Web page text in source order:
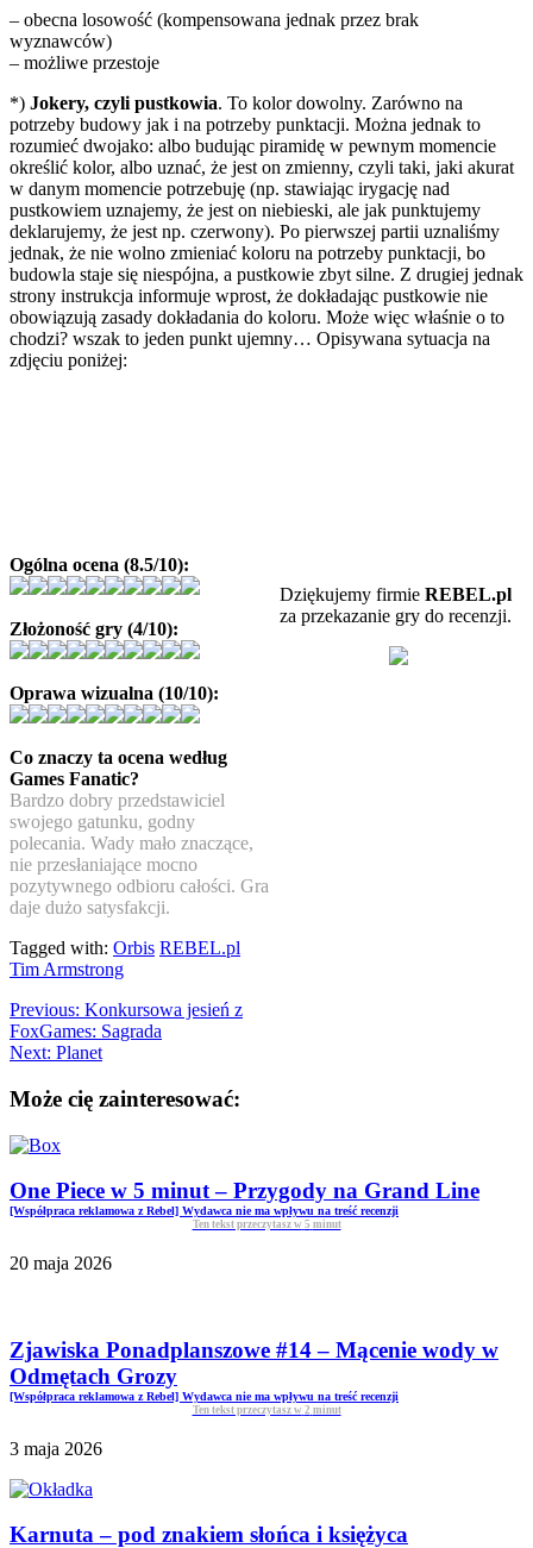
– obecna losowość (kompensowana jednak przez brak
wyznawców)
– możliwe przestoje
*) Jokery, czyli pustkowia. To kolor dowolny. Zarówno na
potrzeby budowy jak i na potrzeby punktacji. Można jednak to
rozumieć dwojako: albo budując piramidę w pewnym momencie
określić kolor, albo uznać, że jest on zmienny, czyli taki, jaki akurat
w danym momencie potrzebuję (np. stawiając irygację nad
pustkowiem uznajemy, że jest on niebieski, ale jak punktujemy
deklarujemy, że jest np. czerwony). Po pierwszej partii uznaliśmy
jednak, że nie wolno zmieniać koloru na potrzeby punktacji, bo
budowla staje się niespójna, a pustkowie zbyt silne. Z drugiej jednak
strony instrukcja informuje wprost, że dokładając pustkowie nie
obowiązują zasady dokładania do koloru. Może więc właśnie o to
chodzi? wszak to jeden punkt ujemny… Opisywana sytuacja na
zdjęciu poniżej:
Dziękujemy firmie REBEL.pl
za przekazanie gry do recenzji.
Ogólna ocena (8.5/10):
Złożoność gry (4/10):
Oprawa wizualna (10/10):
Co znaczy ta ocena według
Games Fanatic?
Bardzo dobry przedstawiciel
swojego gatunku, godny
polecania. Wady mało znaczące,
nie przesłaniające mocno
pozytywnego odbioru całości. Gra
daje dużo satysfakcji.
Tagged with: Orbis REBEL.pl
Tim Armstrong
Previous: Konkursowa jesień z
FoxGames: Sagrada
Next: Planet
Może cię zainteresować:
One Piece w 5 minut – Przygody na Grand Line
[Współpraca reklamowa z Rebel] Wydawca nie ma wpływu na treść recenzji
Ten tekst przeczytasz w 5 minut
20 maja 2026
Zjawiska Ponadplanszowe #14 – Mącenie wody w
Odmętach Grozy
[Współpraca reklamowa z Rebel] Wydawca nie ma wpływu na treść recenzji
Ten tekst przeczytasz w 2 minut
3 maja 2026
Karnuta – pod znakiem słońca i księżyca